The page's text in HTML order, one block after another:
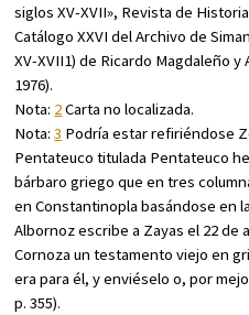
siglos XV-XVII», Revista de
Catálogo XXVI del Archivo de
XV-XVII1) de Ricardo Magdaleño y
1976).
Nota: 2Carta no localizada.
Nota:3 Podría estar refiriéndose
Pentateuco titulada Pentateuco
bárbaro griego que en tres
en Constantinopla basándose en
Albornoz escribe a Zayas el 22 de
Cornoza un testamento viejo en
era para él, y enviéselo o, por
p. 355).